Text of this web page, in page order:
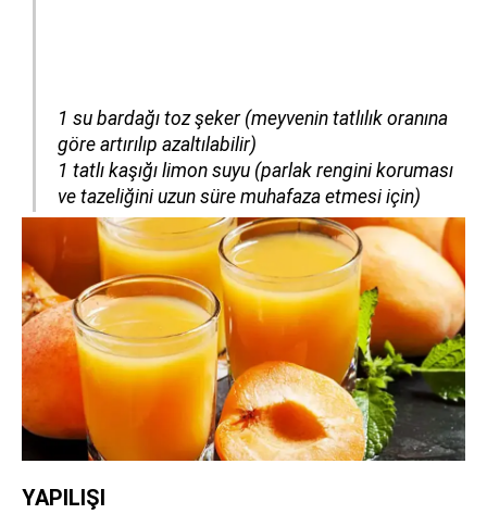
1 su bardağı toz şeker (meyvenin tatlılık oranına
göre artırılıp azaltılabilir)
1 tatlı kaşığı limon suyu (parlak rengini koruması
ve tazeliğini uzun süre muhafaza etmesi için)
YAPILIŞI